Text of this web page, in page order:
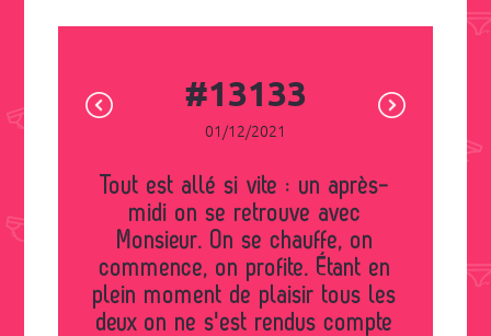
#13133
01/12/2021
midi on se retrouve avec
Monsieur. On se chauffe, on
commence, on profite. Étant en
plein moment de plaisir tous les
deux on ne s'est rendus compte